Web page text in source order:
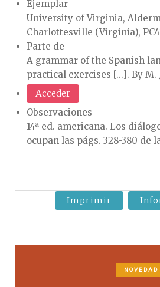
Ejemplar
University of Virginia,
Charlottesville (Virginia),
Parte de
A grammar of the Spanish
practical exercises [...]. By M.
Acceder
Observaciones
14ª ed. americana. Los
ocupan las págs. 328-380 de
Imprimir
NOVEDAD